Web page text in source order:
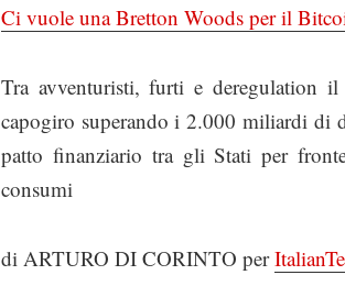
Ci vuole una Bretton Woods per il
Tra avventuristi, furti e deregulation
capogiro superando i 2.000 miliardi di
patto finanziario tra gli Stati per
consumi
di ARTURO DI CORINTO per